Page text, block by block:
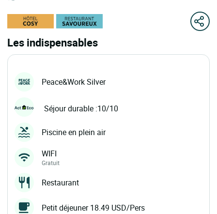
Les indispensables
Peace&Work Silver
Séjour durable :10/10
Piscine en plein air
WIFI
Gratuit
Restaurant
Petit déjeuner 18.49 USD/Pers